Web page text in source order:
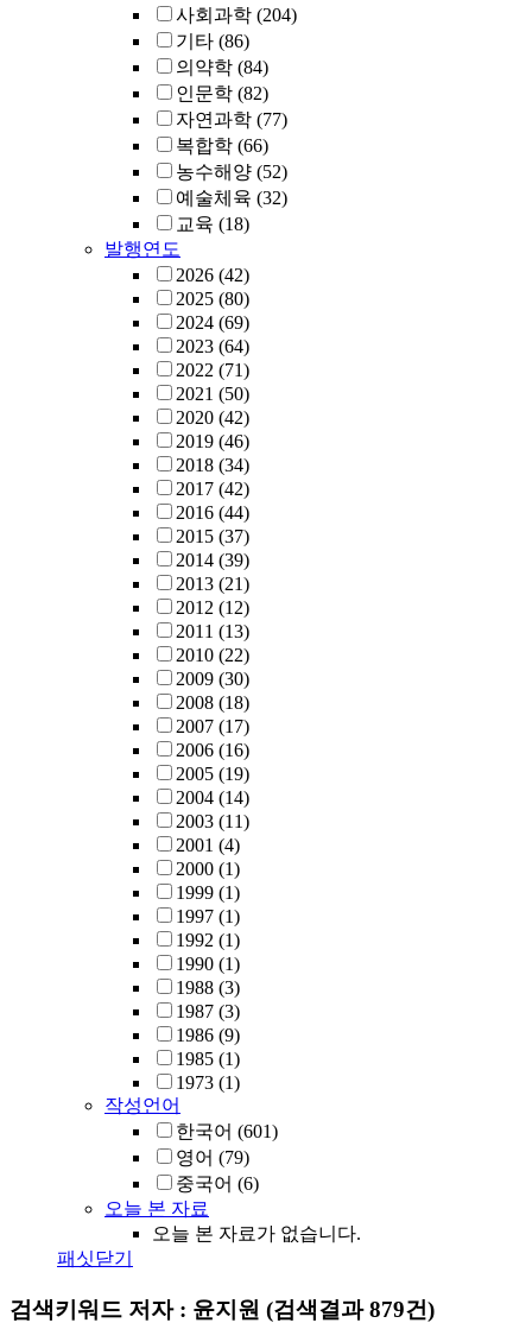
사회과학 (204)
기타 (86)
의약학 (84)
인문학 (82)
자연과학 (77)
복합학 (66)
농수해양 (52)
예술체육 (32)
교육 (18)
발행연도
2026 (42)
2025 (80)
2024 (69)
2023 (64)
2022 (71)
2021 (50)
2020 (42)
2019 (46)
2018 (34)
2017 (42)
2016 (44)
2015 (37)
2014 (39)
2013 (21)
2012 (12)
2011 (13)
2010 (22)
2009 (30)
2008 (18)
2007 (17)
2006 (16)
2005 (19)
2004 (14)
2003 (11)
2001 (4)
2000 (1)
1999 (1)
1997 (1)
1992 (1)
1990 (1)
1988 (3)
1987 (3)
1986 (9)
1985 (1)
1973 (1)
작성언어
한국어 (601)
영어 (79)
중국어 (6)
오늘 본 자료
오늘 본 자료가 없습니다.
패싯닫기
검색키워드 저자 : 윤지원 (검색결과 879건)